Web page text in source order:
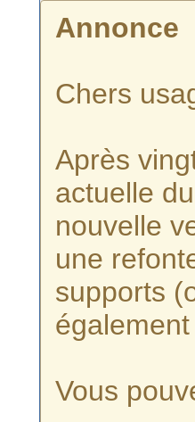
Annonce
Chers
Après
actuelle
nouvelle
une
supports
Vous